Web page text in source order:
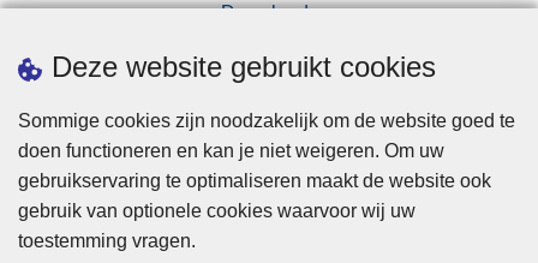
Deze website gebruikt cookies
Sommige cookies zijn noodzakelijk om de website goed te
doen functioneren en kan je niet weigeren. Om uw
gebruikservaring te optimaliseren maakt de website ook
gebruik van optionele cookies waarvoor wij uw
toestemming vragen.
Downloads